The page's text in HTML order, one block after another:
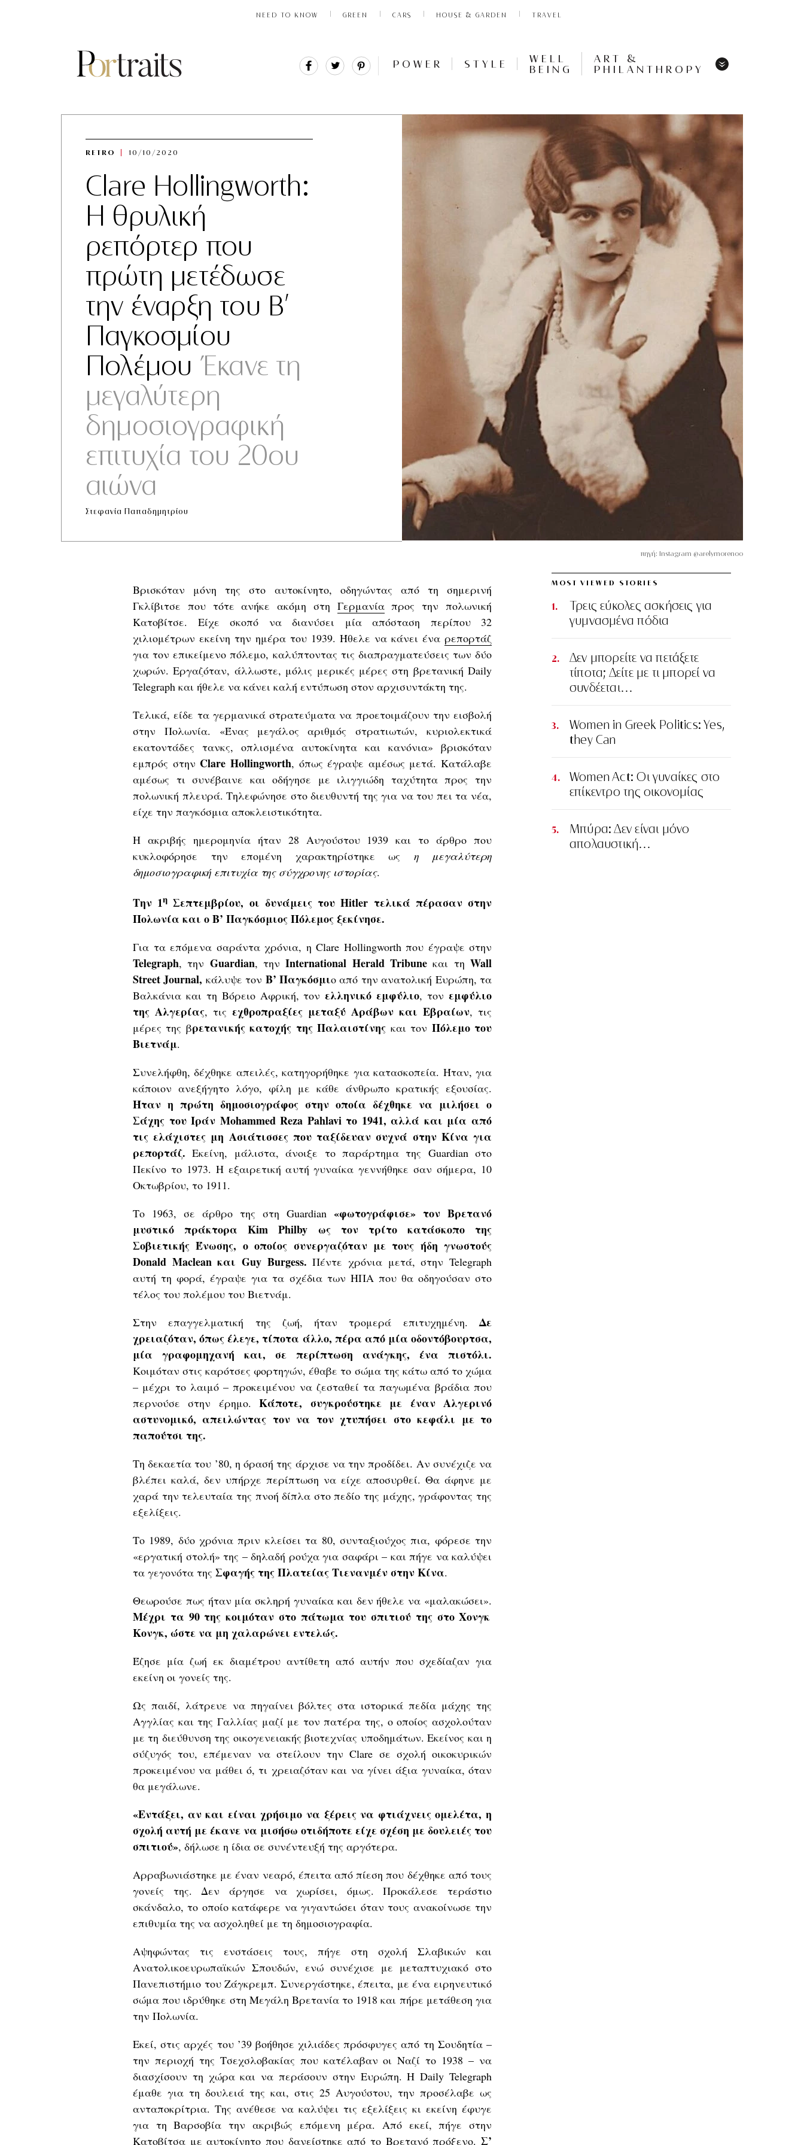
NEED TO KNOW GREEN CARS HOUSE & GARDEN TRAVEL
Share Tweet POWER STYLE
WELL
BEING
ART &
PHILANTHROPY
RETRO 10/10/2020
Clare Hollingworth:
H θρυλική
ρεπόρτερ που
πρώτη μετέδωσε
την έναρξη του Β’
Παγκοσμίου
Πολέμου Έκανε τη
μεγαλύτερη
δημοσιογραφική
επιτυχία του 20ου
αιώνα
Στεφανία Παπαδημητρίου
πηγή: Instagram @arelymorenoo
Βρισκόταν μόνη της στο αυτοκίνητο, οδηγώντας από τη σημερινή
Γκλίβιτσε που τότε ανήκε ακόμη στη Γερμανίαπρος την πολωνική
Κατοβίτσε. Είχε σκοπό να διανύσει μία απόσταση περίπου 32
χιλιομέτρων εκείνη την ημέρα του 1939. Ήθελε να κάνει ένα ρεπορτάζ
για τον επικείμενο πόλεμο, καλύπτοντας τις διαπραγματεύσεις των δύο
χωρών. Εργαζόταν, άλλωστε, μόλις μερικές μέρες στη βρετανική Daily
Telegraph και ήθελε να κάνει καλή εντύπωση στον αρχισυντάκτη της.
Τελικά, είδε τα γερμανικά στρατεύματα να προετοιμάζουν την εισβολή
στην Πολωνία. «Ένας μεγάλος αριθμός στρατιωτών, κυριολεκτικά
εκατοντάδες τανκς, οπλισμένα αυτοκίνητα και κανόνια» βρισκόταν
εμπρός στην Clare Hollingworth, όπως έγραψε αμέσως μετά. Κατάλαβε
αμέσως τι συνέβαινε και οδήγησε με ιλιγγιώδη ταχύτητα προς την
πολωνική πλευρά. Τηλεφώνησε στο διευθυντή της για να του πει τα νέα,
είχε την παγκόσμια αποκλειστικότητα.
Η ακριβής ημερομηνία ήταν 28 Αυγούστου 1939 και το άρθρο που
κυκλοφόρησε την επομένη χαρακτηρίστηκε ως η μεγαλύτερη
δημοσιογραφική επιτυχία της σύγχρονης ιστορίας.
Την 1η Σεπτεμβρίου, οι δυνάμεις του Hitler τελικά πέρασαν στην
Πολωνία και ο Β’ Παγκόσμιος Πόλεμος ξεκίνησε.
Για τα επόμενα σαράντα χρόνια, η Clare Hollingworth που έγραψε στην
Telegraph, την Guardian, τηνInternational Herald Tribune και τηWall
Street Journal, κάλυψε τον Β’ Παγκόσμιο από την ανατολική Ευρώπη, τα
Βαλκάνια και τη Βόρειο Αφρική, τονελληνικό εμφύλιο, τον εμφύλιο
της Αλγερίας, τις εχθροπραξίες μεταξύ Αράβων και Εβραίων, τις
μέρες της βρετανικής κατοχής της Παλαιστίνης και τον Πόλεμο του
Βιετνάμ.
Συνελήφθη, δέχθηκε απειλές, κατηγορήθηκε για κατασκοπεία. Ήταν, για
κάποιον ανεξήγητο λόγο, φίλη με κάθε άνθρωπο κρατικής εξουσίας.
Ήταν η πρώτη δημοσιογράφος στην οποία δέχθηκε να μιλήσει ο
Σάχης του Ιράν Mohammed Reza Pahlavi το 1941, αλλά και μία από
τις ελάχιστες μη Ασιάτισσες που ταξίδευαν συχνά στην Κίνα για
ρεπορτάζ. Εκείνη, μάλιστα, άνοιξε το παράρτημα της Guardian στο
Πεκίνο το 1973. Η εξαιρετική αυτή γυναίκα γεννήθηκε σαν σήμερα, 10
Οκτωβρίου, το 1911.
Το 1963, σε άρθρο της στη Guardian «φωτογράφισε» τον Βρετανό
μυστικό πράκτορα Kim Philby ως τον τρίτο κατάσκοπο της
Σοβιετικής Ένωσης, ο οποίος συνεργαζόταν με τους ήδη γνωστούς
Donald Maclean και Guy Burgess. Πέντε χρόνια μετά, στην Telegraph
αυτή τη φορά, έγραψε για τα σχέδια των ΗΠΑ που θα οδηγούσαν στο
τέλος του πολέμου του Βιετνάμ.
Στην επαγγελματική της ζωή, ήταν τρομερά επιτυχημένη.Δε
χρειαζόταν, όπως έλεγε, τίποτα άλλο, πέρα από μία οδοντόβουρτσα,
μία γραφομηχανή και, σε περίπτωση ανάγκης, ένα πιστόλι.
Κοιμόταν στις καρότσες φορτηγών, έθαβε το σώμα της κάτω από το χώμα
– μέχρι το λαιμό – προκειμένου να ζεσταθεί τα παγωμένα βράδια που
περνούσε στην έρημο.Κάποτε, συγκρούστηκε με έναν Αλγερινό
αστυνομικό, απειλώντας τον να τον χτυπήσει στο κεφάλι με το
παπούτσι της.
Τη δεκαετία του ’80, η όρασή της άρχισε να την προδίδει. Αν συνέχιζε να
βλέπει καλά, δεν υπήρχε περίπτωση να είχε αποσυρθεί. Θα άφηνε με
χαρά την τελευταία της πνοή δίπλα στο πεδίο της μάχης, γράφοντας της
εξελίξεις.
Το 1989, δύο χρόνια πριν κλείσει τα 80, συνταξιούχος πια, φόρεσε την
«εργατική στολή» της – δηλαδή ρούχα για σαφάρι – και πήγε να καλύψει
τα γεγονότα της Σφαγής της Πλατείας Τιενανμέν στην Κίνα.
Θεωρούσε πως ήταν μία σκληρή γυναίκα και δεν ήθελε να «μαλακώσει».
Μέχρι τα 90 της κοιμόταν στο πάτωμα του σπιτιού της στο Χονγκ
Κονγκ, ώστε να μη χαλαρώνει εντελώς.
Έζησε μία ζωή εκ διαμέτρου αντίθετη από αυτήν που σχεδίαζαν για
εκείνη οι γονείς της.
Ως παιδί, λάτρευε να πηγαίνει βόλτες στα ιστορικά πεδία μάχης της
Αγγλίας και της Γαλλίας μαζί με τον πατέρα της, ο οποίος ασχολούταν
με τη διεύθυνση της οικογενειακής βιοτεχνίας υποδημάτων. Εκείνος και η
σύζυγός του, επέμεναν να στείλουν την Clare σε σχολή οικοκυρικών
προκειμένου να μάθει ό, τι χρειαζόταν και να γίνει άξια γυναίκα, όταν
θα μεγάλωνε.
«Εντάξει, αν και είναι χρήσιμο να ξέρεις να φτιάχνεις ομελέτα, η
σχολή αυτή με έκανε να μισήσω οτιδήποτε είχε σχέση με δουλειές του
σπιτιού», δήλωσε η ίδια σε συνέντευξή της αργότερα.
Αρραβωνιάστηκε με έναν νεαρό, έπειτα από πίεση που δέχθηκε από τους
γονείς της. Δεν άργησε να χωρίσει, όμως. Προκάλεσε τεράστιο
σκάνδαλο, το οποίο κατάφερε να γιγαντώσει όταν τους ανακοίνωσε την
επιθυμία της να ασχοληθεί με τη δημοσιογραφία.
Αψηφώντας τις ενστάσεις τους, πήγε στη σχολή Σλαβικών και
Ανατολικοευρωπαϊκών Σπουδών, ενώ συνέχισε με μεταπτυχιακό στο
Πανεπιστήμιο του Ζάγκρεμπ. Συνεργάστηκε, έπειτα, με ένα ειρηνευτικό
σώμα που ιδρύθηκε στη Μεγάλη Βρετανία το 1918 και πήρε μετάθεση για
την Πολωνία.
Εκεί, στις αρχές του ’39 βοήθησε χιλιάδες πρόσφυγες από τη Σουδητία –
την περιοχή της Τσεχσλοβακίας που κατέλαβαν οι Ναζί το 1938 – να
διασχίσουν τη χώρα και να περάσουν στην Ευρώπη. Η Daily Telegraph
έμαθε για τη δουλειά της και, στις 25 Αυγούστου, την προσέλαβε ως
ανταποκρίτρια. Της ανέθεσε να καλύψει τις εξελίξεις κι εκείνη έφυγε
για τη Βαρσοβία την ακριβώς επόμενη μέρα. Από εκεί, πήγε στην
Κατοβίτσα με αυτοκίνητο που δανείστηκε από το Βρετανό πρόξενο. Σ’
MOST VIEWED STORIES
Τρεις εύκολες ασκήσεις για
γυμνασμένα πόδια
Δεν μπορείτε να πετάξετε
τίποτα; Δείτε με τι μπορεί να
συνδέεται…
Women in Greek Politics: Yes,
they Can
Women Act: Οι γυναίκες στο
επίκεντρο της οικονομίας
Μπύρα: Δεν είναι μόνο
απολαυστική…